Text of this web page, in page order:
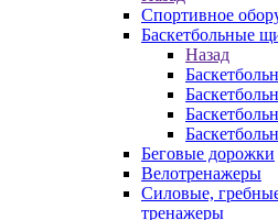
Спортивное
Баскетбольные
Назад
Беговые дорожки
Велотренажеры
Силовые,
тренажеры